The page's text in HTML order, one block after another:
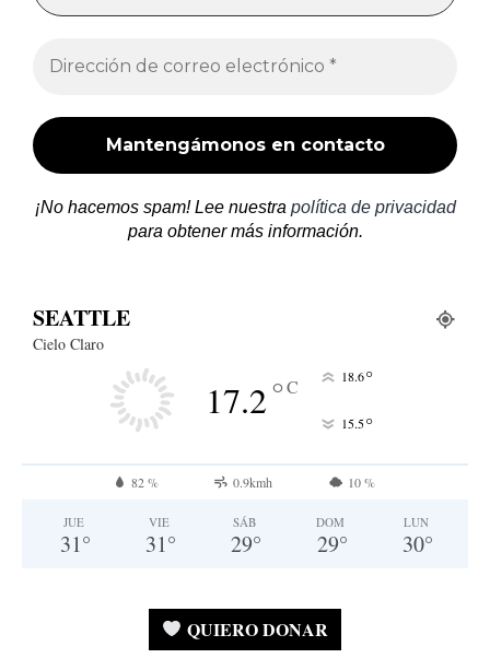
¡No hacemos spam! Lee nuestra política de privacidad
para obtener más información.
SEATTLE
Cielo Claro
17.2°C 18.6°
15.5°
82 % 0.9kmh 10 %
JUE
31°
VIE
31°
SÁB
29°
DOM
29°
LUN
30°
QUIERO DONAR